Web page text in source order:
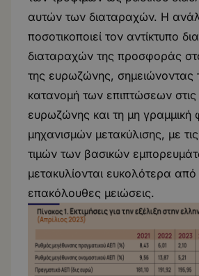
αυτών των διαταραχών. Η
ποσοτικοποιεί τον αντίκτυπο
διαταραχών της προσφοράς
της ευρωζώνης, σημειώνοντας
κατανομή των επιπτώσεων
ευρωζώνης και τη μη γραμμική
μηχανισμών μετακύλισης, με
τιμών των βασικών
μετακυλίονται ευκολότερα από
επακόλουθες μειώσεις.